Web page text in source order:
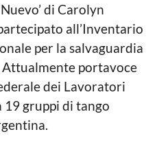
di Carolyn
all’Inventario
per la salvaguardia
Attualmente portavoce
dei Lavoratori
19 gruppi di tango